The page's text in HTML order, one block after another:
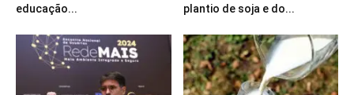
educação...
plantio de soja e do...